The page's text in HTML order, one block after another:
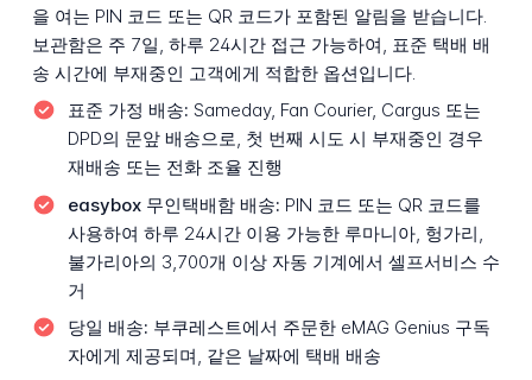
을 여는 PIN 코드 또는 QR 코드가 포함된 알림을 받습니다.
보관함은 주 7일, 하루 24시간 접근 가능하여, 표준 택배 배
송 시간에 부재중인 고객에게 적합한 옵션입니다.
표준 가정 배송: Sameday, Fan Courier, Cargus 또는
DPD의 문앞 배송으로, 첫 번째 시도 시 부재중인 경우
재배송 또는 전화 조율 진행
easybox 무인택배함 배송: PIN 코드 또는 QR 코드를
사용하여 하루 24시간 이용 가능한 루마니아, 헝가리,
불가리아의 3,700개 이상 자동 기계에서 셀프서비스 수
거
당일 배송: 부쿠레스트에서 주문한 eMAG Genius 구독
자에게 제공되며, 같은 날짜에 택배 배송